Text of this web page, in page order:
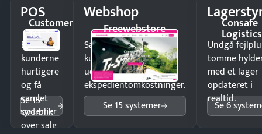
POS
Customer
1st
Ekspedér
kunderne
hurtigere
og få
samlet
overblik
over salg
Se 15
systemer
Webshop
Freewebstore
Sælg produkter 24/7 til
kunder i hele landet
uden
ekspedientomkostninger.
Se 15 systemer
Consafe
Logistics
Undgå
tomme
med et lager
opdateret i
realtid.
Se 6